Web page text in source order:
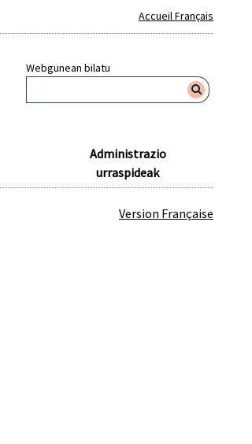
Accueil Français
Webgunean bilatu
Administrazio
urraspideak
Version Française